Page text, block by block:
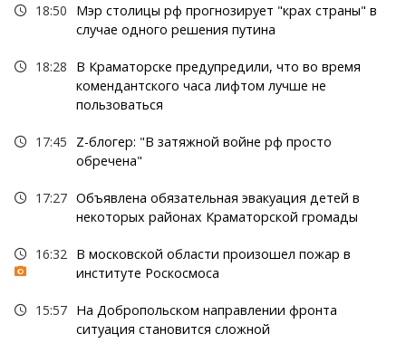
18:50
Мэр столицы рф прогнозирует "крах страны" в
случае одного решения путина
18:28
В Краматорске предупредили, что во время
комендантского часа лифтом лучше не
пользоваться
17:45
Z-блогер: "В затяжной войне рф просто
обречена"
17:27 Объявлена обязательная эвакуация детей в
некоторых районах Краматорской громады
16:32
В московской области произошел пожар в
институте Роскосмоса
15:57 На Добропольском направлении фронта
ситуация становится сложной